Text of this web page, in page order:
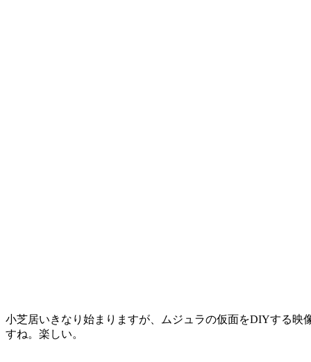
小芝居いきなり始まりますが、ムジュラの仮面をDIYする
すね。楽しい。